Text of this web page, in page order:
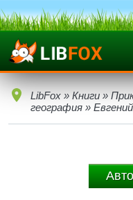
LibFox » Книги »
география »